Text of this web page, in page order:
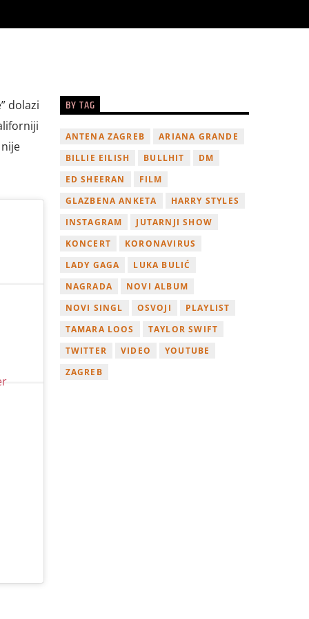
dolazi
BY TAG
ANTENA ZAGREB
ARIANA GRANDE
BILLIE EILISH
BULLHIT
DM
ED SHEERAN
FILM
GLAZBENA ANKETA
HARRY STYLES
INSTAGRAM
JUTARNJI SHOW
KONCERT
KORONAVIRUS
LADY GAGA
LUKA BULIĆ
NAGRADA
NOVI ALBUM
NOVI SINGL
OSVOJI
PLAYLIST
TAMARA LOOS
TAYLOR SWIFT
TWITTER
VIDEO
YOUTUBE
ZAGREB